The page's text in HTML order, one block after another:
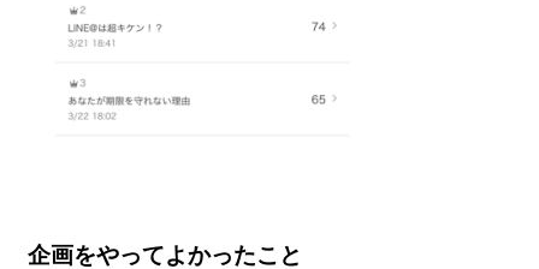
企画をやってよかったこと